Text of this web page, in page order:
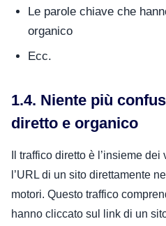
Le parole chiave che
organico
Ecc.
1.4. Niente più
diretto e organico
Il traffico diretto è l’insieme
l’URL di un sito direttamente
motori. Questo traffico
hanno cliccato sul link di un